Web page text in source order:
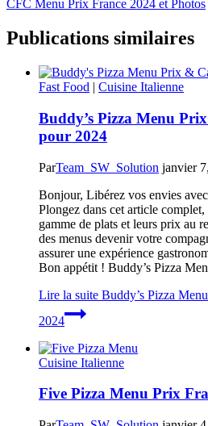
CFC Menu Prix France 2024 et Photos
Publications similaires
Fast Food | Cuisine Italienne
Buddy’s Pizza Menu
pour 2024
ParTeam_SW_Solution janvier
Bonjour, Libérez vos envies
Plongez dans cet article
gamme de plats et leurs prix au
des menus devenir votre
assurer une expérience
Bon appétit ! Buddy’s Pizza
Lire la suite Buddy’s Pizza
2024
Cuisine Italienne
Five Pizza Menu Prix